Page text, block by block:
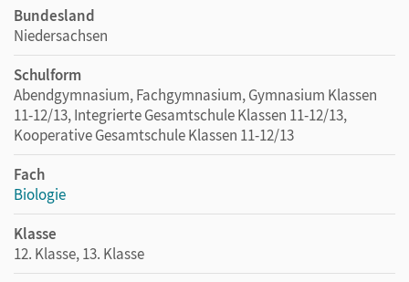
Bundesland
Niedersachsen
Schulform
Abendgymnasium, Fachgymnasium, Gymnasium Klassen
11-12/13, Integrierte Gesamtschule Klassen 11-12/13,
Kooperative Gesamtschule Klassen 11-12/13
Fach
Biologie
Klasse
12. Klasse, 13. Klasse